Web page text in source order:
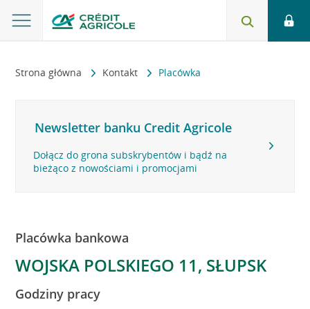
Strona główna Kontakt Placówka
Newsletter banku Credit Agricole
Dołącz do grona subskrybentów i bądź na
bieżąco z nowościami i promocjami
Placówka bankowa
WOJSKA POLSKIEGO 11, SŁUPSK
Godziny pracy